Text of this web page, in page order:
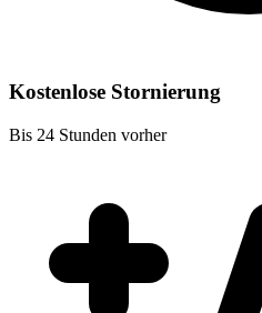
Kostenlose Stornierung
Bis 24 Stunden vorher